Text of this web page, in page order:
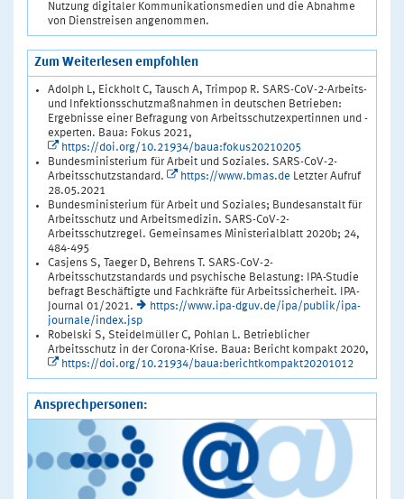
Nutzung digitaler Kommunikationsmedien und die Abnahme
von Dienstreisen angenommen.
Zum Weiterlesen empfohlen
Adolph L, Eickholt C, Tausch A, Trimpop R. SARS-CoV-2-Arbeits-
und Infektionsschutzmaßnahmen in deutschen Betrieben:
Ergebnisse einer Befragung von Arbeitsschutzexpertinnen und -
experten. Baua: Fokus 2021,
https://doi.org/10.21934/baua:fokus20210205
Bundesministerium für Arbeit und Soziales. SARS-CoV-2-
Arbeitsschutzstandard.
https://www.bmas.de Letzter Aufruf
28.05.2021
Bundesministerium für Arbeit und Soziales; Bundesanstalt für
Arbeitsschutz und Arbeitsmedizin. SARS-CoV-2-
Arbeitsschutzregel. Gemeinsames Ministerialblatt 2020b; 24,
484-495
Casjens S, Taeger D, Behrens T. SARS-CoV-2-
Arbeitsschutzstandards und psychische Belastung: IPA-Studie
befragt Beschäftigte und Fachkräfte für Arbeitssicherheit. IPA-
Journal 01/2021.
https://www.ipa-dguv.de/ipa/publik/ipa-
journale/index.jsp
Robelski S, Steidelmüller C, Pohlan L. Betrieblicher
Arbeitsschutz in der Corona-Krise. Baua: Bericht kompakt 2020,
https://doi.org/10.21934/baua:berichtkompakt20201012
Ansprechpersonen: